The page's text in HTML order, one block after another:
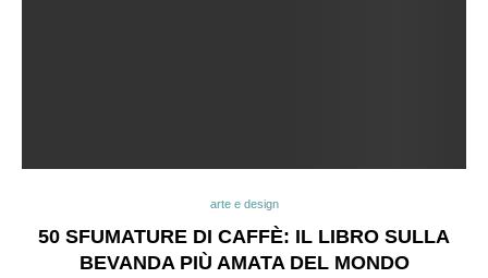
arte e design
50 SFUMATURE DI CAFFÈ: IL LIBRO SULLA
BEVANDA PIÙ AMATA DEL MONDO